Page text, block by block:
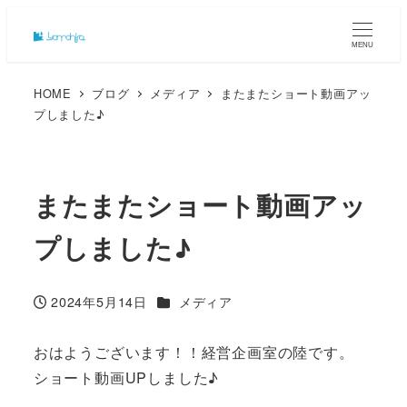
MENU
HOME ブログ メディア
またまたショート動画アッ
プしました♪
またまたショート動画アッ
プしました♪
投稿日
2024年5月14日 カテゴリー
メディア
おはようございます！！経営企画室の陸です。
ショート動画UPしました♪